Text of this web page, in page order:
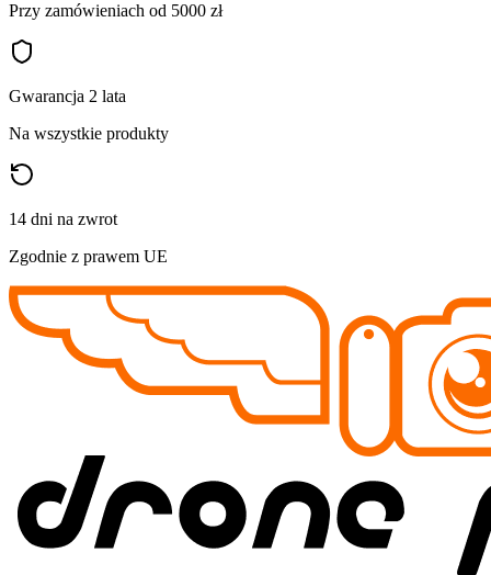
Przy zamówieniach od 5000 zł
Gwarancja 2 lata
Na wszystkie produkty
14 dni na zwrot
Zgodnie z prawem UE